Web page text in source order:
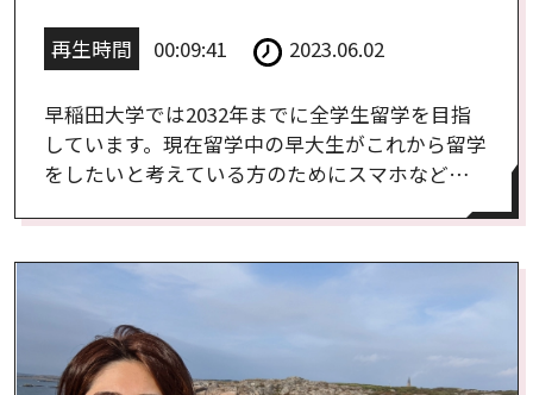
再生時間 00:09:41 2023.06.02
早稲田大学では2032年までに全学生留学を目指
しています。現在留学中の早大生がこれから留学
をしたいと考えている方のためにスマホなどで
ル動画【アイルランド・ダブリンシティ大学
編】です。